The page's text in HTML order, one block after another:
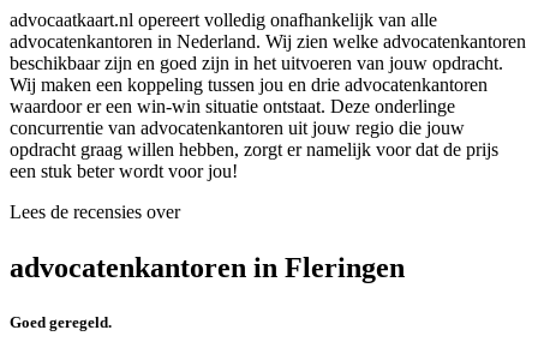
advocaatkaart.nl opereert volledig onafhankelijk van alle
advocatenkantoren in Nederland. Wij zien welke advocatenkantoren
beschikbaar zijn en goed zijn in het uitvoeren van jouw opdracht.
Wij maken een koppeling tussen jou en drie advocatenkantoren
waardoor er een win-win situatie ontstaat. Deze onderlinge
concurrentie van advocatenkantoren uit jouw regio die jouw
opdracht graag willen hebben, zorgt er namelijk voor dat de prijs
een stuk beter wordt voor jou!
Lees de recensies over
advocatenkantoren in Fleringen
Goed geregeld.